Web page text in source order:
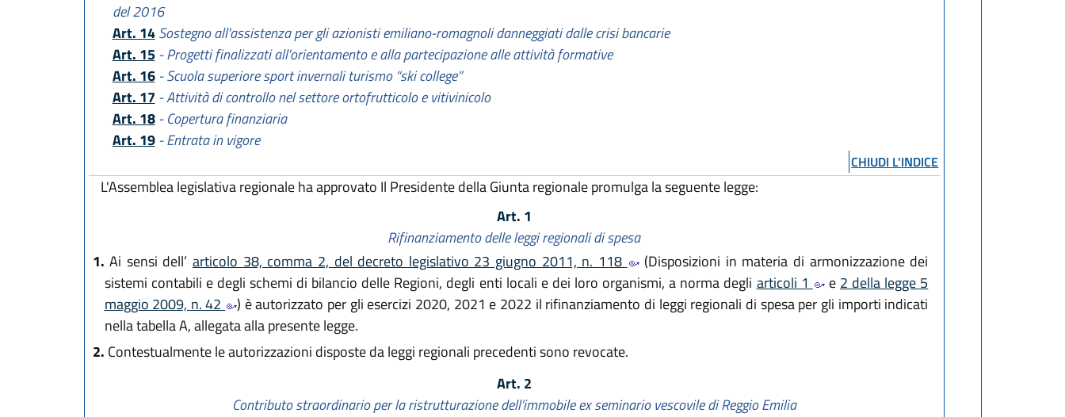
del 2016
Art. 14Sostegno all'assistenza per gli azionisti emiliano-romagnoli danneggiati dalle crisi bancarie
Art. 15- Progetti finalizzati all'orientamento e alla partecipazione alle attività formative
Art. 16- Scuola superiore sport invernali turismo “ski college”
Art. 17 - Attività di controllo nel settore ortofrutticolo e vitivinicolo
Art. 18- Copertura finanziaria
Art. 19- Entrata in vigore
CHIUDI L'INDICE
L'Assemblea legislativa regionale ha approvato Il Presidente della Giunta regionale promulga la seguente legge:
Art. 1
Rifinanziamento delle leggi regionali di spesa
1. Ai sensi dell’ articolo 38, comma 2, del decreto legislativo 23 giugno 2011, n. 118
(Disposizioni in materia di armonizzazione dei
sistemi contabili e degli schemi di bilancio delle Regioni, degli enti locali e dei loro organismi, a norma degli articoli 1 e 2 della legge 5
maggio 2009, n. 42
) è autorizzato per gli esercizi 2020, 2021 e 2022 il rifinanziamento di leggi regionali di spesa per gli importi indicati
nella tabella A, allegata alla presente legge.
2. Contestualmente le autorizzazioni disposte da leggi regionali precedenti sono revocate.
Art. 2
Contributo straordinario per la ristrutturazione dell’immobile ex seminario vescovile di Reggio Emilia